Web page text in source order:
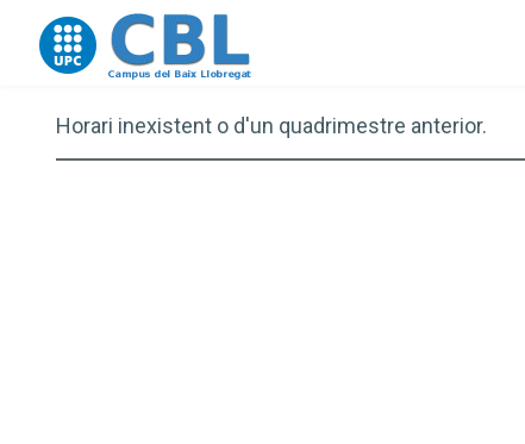
Go to upc.edu
Horari inexistent o d'un quadrimestre anterior.